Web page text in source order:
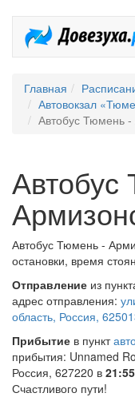
Главная
Автовокзал
Автобус Тюмень -
Автобус Тюмень -
остановки, время
Отправление из
адрес отправления:
область, Россия,
Прибытие в пункт
прибытия: Unnamed
Россия, 627220 в 21:55
Счастливого пути!